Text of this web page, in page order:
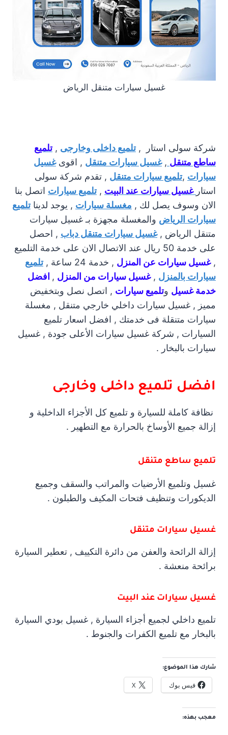
غسيل سيارات متنقل الرياض
شركة سولى استار ,تلميع داخلى وخارجى ,تلميع
ساطع متنقل ,غسيل سيارات متنقل , اقوىغسيل
سيارات ,تلميع سيارات متنقل , تقدم شركة سولى
استار غسيل سيارات عند البيت ,تلميع سيارات اتصل بنا
الان وسوف يصل لك , مغسلة سيارات , يوجد لديناتلميع
سيارات الرياض والمغسلة مجهزة بـ غسيل سيارات
متنقل الرياض ,غسيل سيارات متنقل دباب , احصل
على خدمة 50 ريال عند الاتصال الان على خدمة التلميع
,غسيل سيارات عن المنزل , خدمة 24 ساعة ,
تلميع
سيارات بالمنزل ,غسيل سيارات من المنزل , افضل
خدمة غسيل وتلميع سيارات , اتصل نصل وبتخفيض
مميز , غسيل سيارات داخلي خارجي متنقل , مغسلة
سيارات متنقلة فى خدمتك , افضل اسعار تلميع
السيارات , شركة غسيل سيارات الأعلى جودة , غسيل
سيارات بالبخار .
افضل تلميع داخلى وخارجى
نظافة كاملة للسيارة و تلميع كل الأجزاء الداخلية و
إزالة جميع الأوساخ بالحرارة مع التطهير .
تلميع ساطع متنقل
غسيل وتلميع الأرضيات والمراتب والسقف وجميع
الديكورات وتنظيف فتحات المكيف والطبلون .
غسيل سيارات متنقل
إزالة الرائحة والعفن من دائرة التكييف , تعطير السيارة
برائحة منعشة .
غسيل سيارات عند البيت
تلميع داخلي لجميع أجزاء السيارة , غسيل بودي السيارة
بالبخار مع تلميع الكفرات والجنوط .
شارك هذا الموضوع:
فيس بوك X
معجب بهذه: